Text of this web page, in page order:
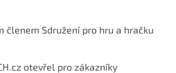
členem Sdružení pro hru a hračku
otevřel pro zákazníky